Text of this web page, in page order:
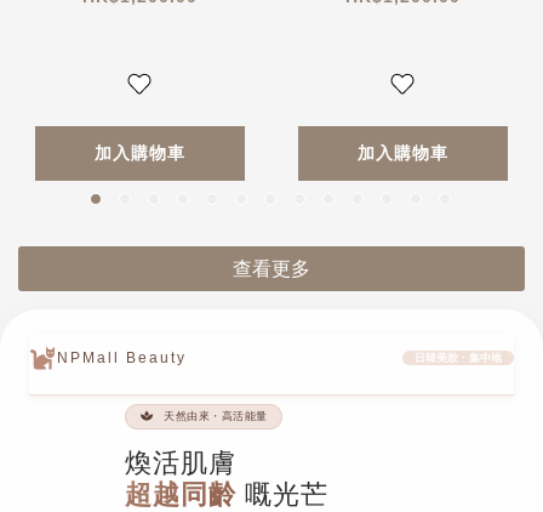
加入購物車 加入購物車
查看更多
NPMall Beauty 日韓美妝 · 集中地
天然由來・高活能量
煥活肌膚
超越同齡嘅光芒